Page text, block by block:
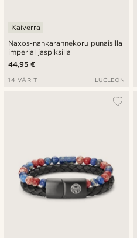
Naxos-nahkarannekoru punaisilla
imperial jaspiksilla
Kaiverra
44,95 €
14 VÄRIT LUCLEON